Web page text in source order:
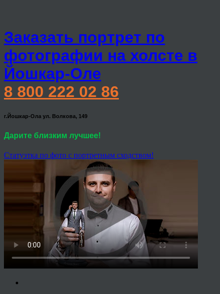
Заказать портрет по
фотографии на холсте в
Йошкар-Оле
8 800 222 02 86
г.Йошкар-Ола ул. Волкова, 149
Дарите близким лучшее!
Статуэтка по фото с портретным сходством!